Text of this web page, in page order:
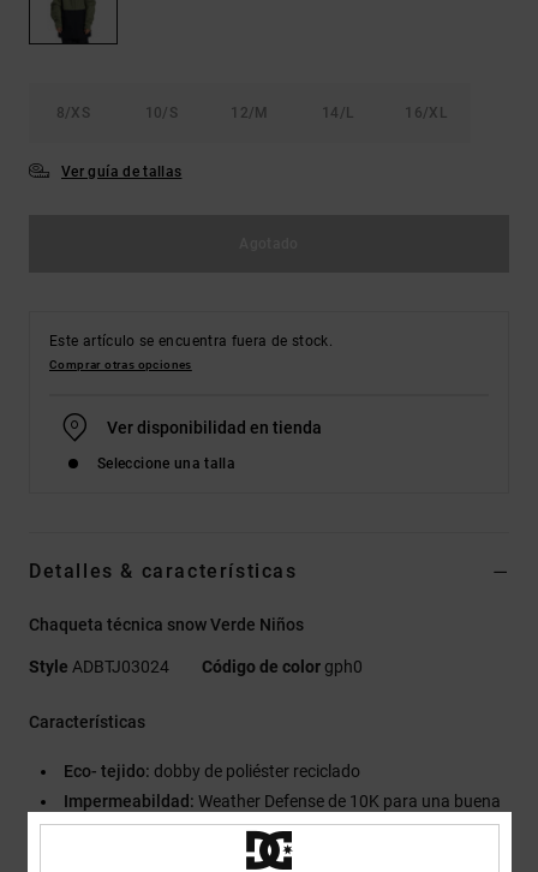
frecuentes y
formulario
8/XS 10/S 12/M 14/L 16/XL
Ver guía de tallas
Este artículo se encuentra fuera de stock.
Comprar otras opciones
Ver disponibilidad en tienda
Seleccione una talla
Detalles & características
Chaqueta técnica snow Verde Niños
Style ADBTJ03024 Código de color gph0
Características
Eco- tejido: dobby de poliéster reciclado
Impermeabildad: Weather Defense de 10K para una buena
impermeabilidad [10.000 mm/ 5.000 g]
Tejido con tratamiento duradero repelente al agua [DWR]. Te